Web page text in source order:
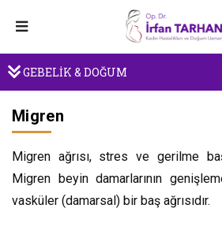
GEBELİK & DOĞUM
Migren
Migren ağrısı, stres ve gerilme baş
Migren beyin damarlarının
vasküler (damarsal) bir baş ağrısıdır.